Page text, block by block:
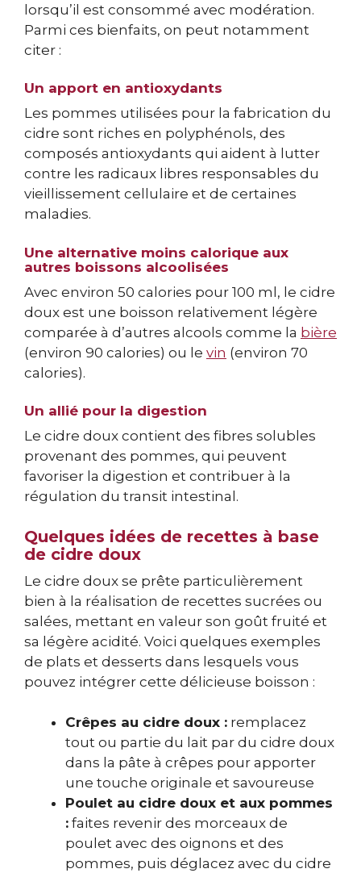
lorsqu’il est consommé avec modération.
Parmi ces bienfaits, on peut notamment
citer :
Un apport en antioxydants
Les pommes utilisées pour la fabrication du
cidre sont riches en polyphénols, des
composés antioxydants qui aident à lutter
contre les radicaux libres responsables du
vieillissement cellulaire et de certaines
maladies.
Une alternative moins calorique aux
autres boissons alcoolisées
Avec environ 50 calories pour 100 ml, le cidre
doux est une boisson relativement légère
comparée à d’autres alcools comme la bière
(environ 90 calories) ou le vin (environ 70
calories).
Un allié pour la digestion
Le cidre doux contient des fibres solubles
provenant des pommes, qui peuvent
favoriser la digestion et contribuer à la
régulation du transit intestinal.
Quelques idées de recettes à base
de cidre doux
Le cidre doux se prête particulièrement
bien à la réalisation de recettes sucrées ou
salées, mettant en valeur son goût fruité et
sa légère acidité. Voici quelques exemples
de plats et desserts dans lesquels vous
pouvez intégrer cette délicieuse boisson :
Crêpes au cidre doux : remplacez
tout ou partie du lait par du cidre doux
dans la pâte à crêpes pour apporter
une touche originale et savoureuse
Poulet au cidre doux et aux pommes
: faites revenir des morceaux de
poulet avec des oignons et des
pommes, puis déglacez avec du cidre